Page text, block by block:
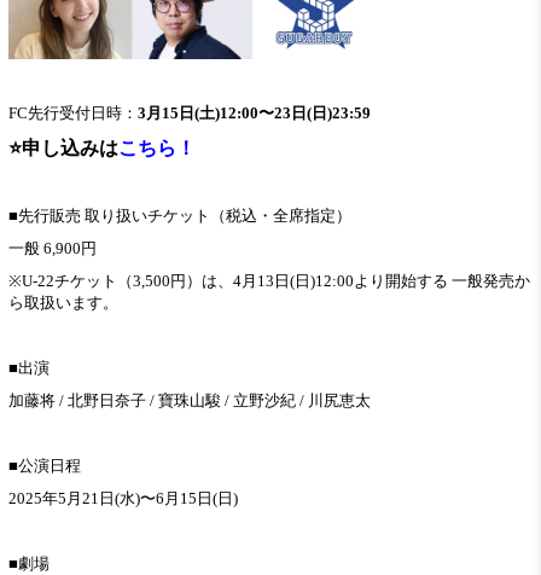
FC先行受付日時： 3月15日(土)12:00〜23日(日)23:59
⭐️申し込みはこちら！
■先行販売 取り扱いチケット（税込・全席指定）
一般 6,900円
※U-22チケット（3,500円）は、4月13日(日)12:00より開始する 一般発売か
ら取扱います。
■出演
加藤将 / 北野日奈子 / 寶珠山駿 / 立野沙紀 / 川尻恵太
■公演日程
2025年5月21日(水)〜6月15日(日)
■劇場